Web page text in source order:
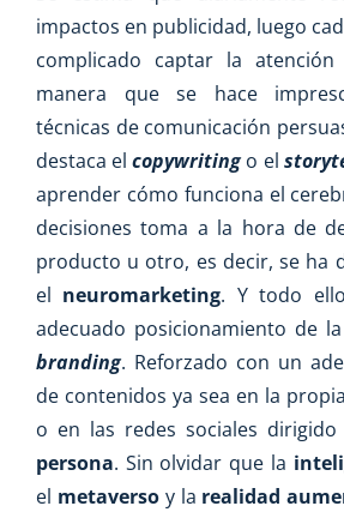
impactos en publicidad, luego
complicado captar la
manera que se hace
técnicas de comunicación
destaca elcopywritingo el
aprender cómo funciona el
decisiones toma a la hora de
producto u otro, es decir, se ha
el neuromarketing. Y todo
adecuado posicionamiento de
branding. Reforzado con un
de contenidos ya sea en la
o en las redes sociales
persona. Sin olvidar que la
el metaversoy la realidad